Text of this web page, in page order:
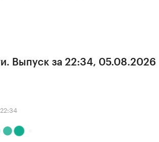
Выпуск за 22:34, 05.08.2026